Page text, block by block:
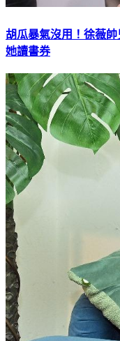
胡瓜暴氣沒用！徐薇
她讀書券